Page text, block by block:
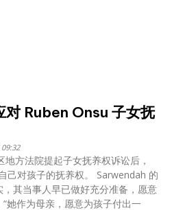
Ruben Onsu 子女抚
方法院提起子女抚养权诉讼后，
的抚养权。 Sarwendah 的
其当事人早已做好充分准备，愿意
她作为母亲，愿意为孩子付出一